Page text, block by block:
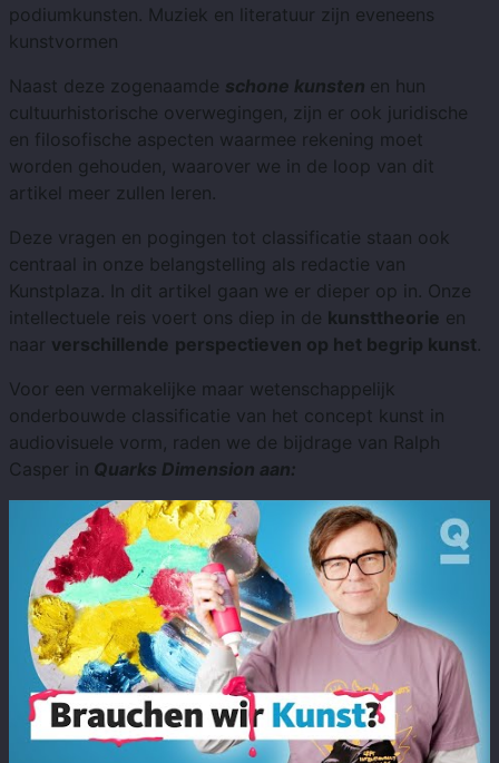
podiumkunsten. Muziek en literatuur zijn eveneens
kunstvormen
Naast deze zogenaamde schone kunsten en hun
cultuurhistorische overwegingen, zijn er ook juridische
en filosofische aspecten waarmee rekening moet
worden gehouden, waarover we in de loop van dit
artikel meer zullen leren.
Deze vragen en pogingen tot classificatie staan ​​ook
centraal in onze belangstelling als redactie van
Kunstplaza. In dit artikel gaan we er dieper op in. Onze
intellectuele reis voert ons diep in de kunsttheorie en
naar verschillende perspectieven op het begrip kunst.
Voor een vermakelijke maar wetenschappelijk
onderbouwde classificatie van het concept kunst in
audiovisuele vorm, raden we de bijdrage van Ralph
Casper in Quarks Dimension aan: